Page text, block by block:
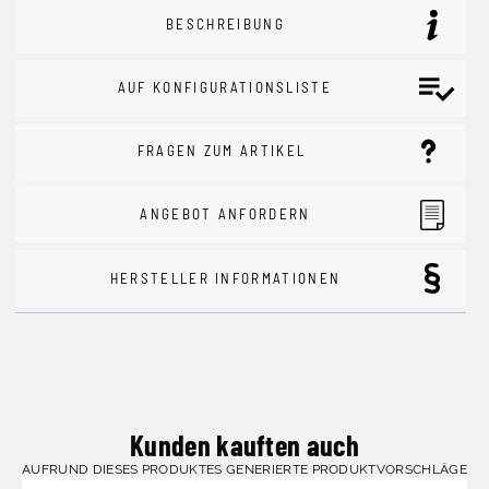
BESCHREIBUNG
AUF KONFIGURATIONSLISTE
FRAGEN ZUM ARTIKEL
ANGEBOT ANFORDERN
HERSTELLER INFORMATIONEN
Kunden kauften auch
AUFRUND DIESES PRODUKTES GENERIERTE PRODUKTVORSCHLÄGE